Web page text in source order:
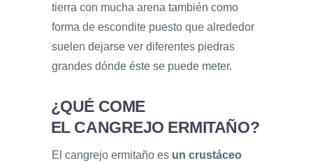
tierra con mucha arena también como
forma de escondite puesto que alrededor
suelen dejarse ver diferentes piedras
grandes dónde éste se puede meter.
¿QUÉ COME
EL CANGREJO ERMITAÑO?
El cangrejo ermitaño es un crustáceo